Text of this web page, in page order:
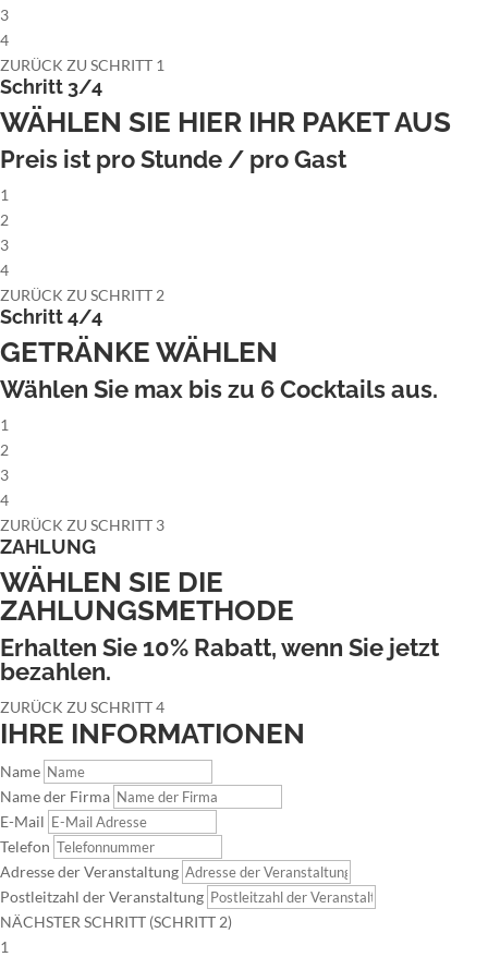
3
4
ZURÜCK ZU SCHRITT 1
Schritt 3/4
WÄHLEN SIE HIER IHR PAKET AUS
Preis ist pro Stunde / pro Gast
1
2
3
4
ZURÜCK ZU SCHRITT 2
Schritt 4/4
GETRÄNKE WÄHLEN
Wählen Sie max bis zu 6Cocktails aus.
1
2
3
4
ZURÜCK ZU SCHRITT 3
ZAHLUNG
WÄHLEN SIE DIE
ZAHLUNGSMETHODE
Erhalten Sie 10% Rabatt, wenn Sie jetzt
bezahlen.
ZURÜCK ZU SCHRITT 4
IHRE INFORMATIONEN
Name
Name der Firma
E-Mail
Telefon
Adresse der Veranstaltung
Postleitzahl der Veranstaltung
NÄCHSTER SCHRITT (SCHRITT 2)
1